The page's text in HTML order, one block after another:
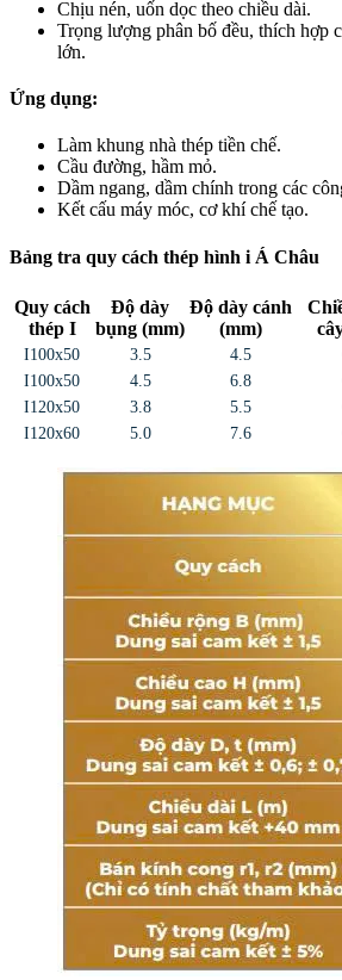
Chịu nén, uốn dọc theo chiều dài.
Trọng lượng phân bố đều, thích hợp
lớn.
Ứng dụng:
Làm khung nhà thép tiền chế.
Cầu đường, hầm mỏ.
Dầm ngang, dầm chính trong các
Kết cấu máy móc, cơ khí chế tạo.
Bảng tra quy cách thép hình i Á Châu
Quy cách
thép I
Độ dày
bụng (mm)
Độ dày cánh
(mm)
I100x50 3.5 4.5
I100x50
4.5 6.8
I120x50
3.8 5.5
I120x60
5.0 7.6